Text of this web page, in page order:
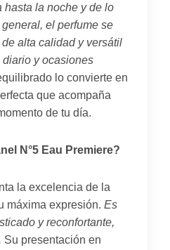
hasta la noche y de lo
el perfume se
alta calidad y versátil
y ocasiones
lo convierte en
que acompaña
de tu día.
N°5 Eau Premiere?
la excelencia de la
máxima expresión. Es
y reconfortante,
Su presentación en